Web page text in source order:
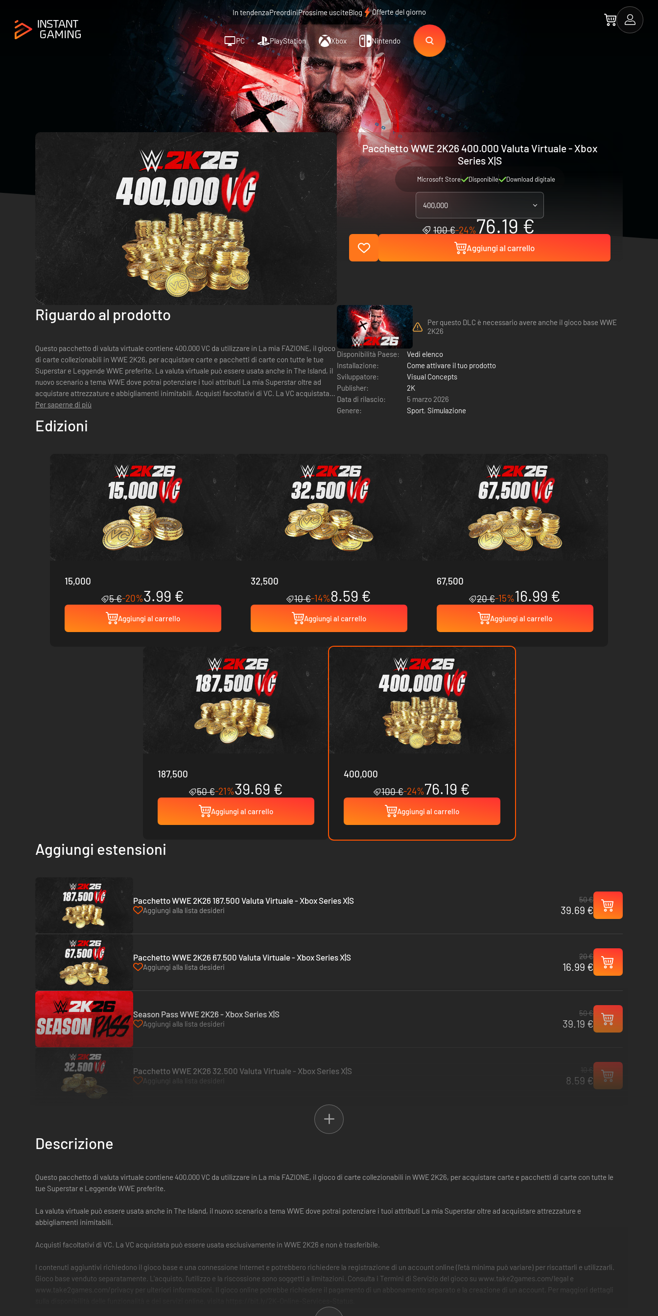
In tendenzaPreordiniProssime usciteBlog Offerte del giorno
PC PlayStation Xbox Nintendo
Pacchetto WWE 2K26 400.000 Valuta Virtuale - Xbox
Series X|S
Microsoft Store Disponibile Download digitale
400,000
100 €-24%76.19 €
Aggiungi al carrello
Riguardo al prodotto
Questo pacchetto di valuta virtuale contiene 400.000 VC da utilizzare in La mia FAZIONE, il gioco
di carte collezionabili in WWE 2K26, per acquistare carte e pacchetti di carte con tutte le tue
Superstar e Leggende WWE preferite. La valuta virtuale può essere usata anche in The Island, il
nuovo scenario a tema WWE dove potrai potenziare i tuoi attributi La mia Superstar oltre ad
acquistare attrezzature e abbigliamenti inimitabili. Acquisti facoltativi di VC. La VC acquistata
può essere ...
Per saperne di più
Per questo DLC è necessario avere anche il gioco base WWE
2K26
Disponibilità Paese:
Vedi elenco
Installazione:
Come attivare il tuo prodotto
Sviluppatore:
Visual Concepts
Publisher:
2K
Data di rilascio:
5 marzo 2026
Genere:
Sport, Simulazione
Edizioni
15,000
5 €-20%3.99 €
Aggiungi al carrello
32,500
10 €-14%8.59 €
Aggiungi al carrello
67,500
20 €-15%16.99 €
Aggiungi al carrello
187,500
50 €-21%39.69 €
Aggiungi al carrello
400,000
100 €-24%76.19 €
Aggiungi al carrello
Aggiungi estensioni
Pacchetto WWE 2K26 187.500 Valuta Virtuale - Xbox Series X|S
Aggiungi alla lista desideri
50 €
39.69 €
Pacchetto WWE 2K26 67.500 Valuta Virtuale - Xbox Series X|S
Aggiungi alla lista desideri
20 €
16.99 €
Season Pass WWE 2K26 - Xbox Series X|S
Aggiungi alla lista desideri
50 €
39.19 €
Pacchetto WWE 2K26 32.500 Valuta Virtuale - Xbox Series X|S
Aggiungi alla lista desideri 8.59 €
Descrizione
Questo pacchetto di valuta virtuale contiene 400.000 VC da utilizzare in La mia FAZIONE, il gioco di carte collezionabili in WWE 2K26, per acquistare carte e pacchetti di carte con tutte le
tue Superstar e Leggende WWE preferite.
La valuta virtuale può essere usata anche in The Island, il nuovo scenario a tema WWE dove potrai potenziare i tuoi attributi La mia Superstar oltre ad acquistare attrezzature e
abbigliamenti inimitabili.
Acquisti facoltativi di VC. La VC acquistata può essere usata esclusivamente in WWE 2K26 e non è trasferibile.
I contenuti aggiuntivi richiedono il gioco base e una connessione Internet e potrebbero richiedere la registrazione di un account online (l'età minima può variare) per riscattarli e utilizzarli.
Gioco base venduto separatamente. L'acquisto, l'utilizzo e la riscossione sono soggetti a limitazioni. Consulta i Termini di Servizio del gioco su www.take2games.com/legal e
www.take2games.com/privacy per ulteriori informazioni. Il gioco online potrebbe richiedere il pagamento di un abbonamento separato e la creazione di un account. Per maggiori dettagli